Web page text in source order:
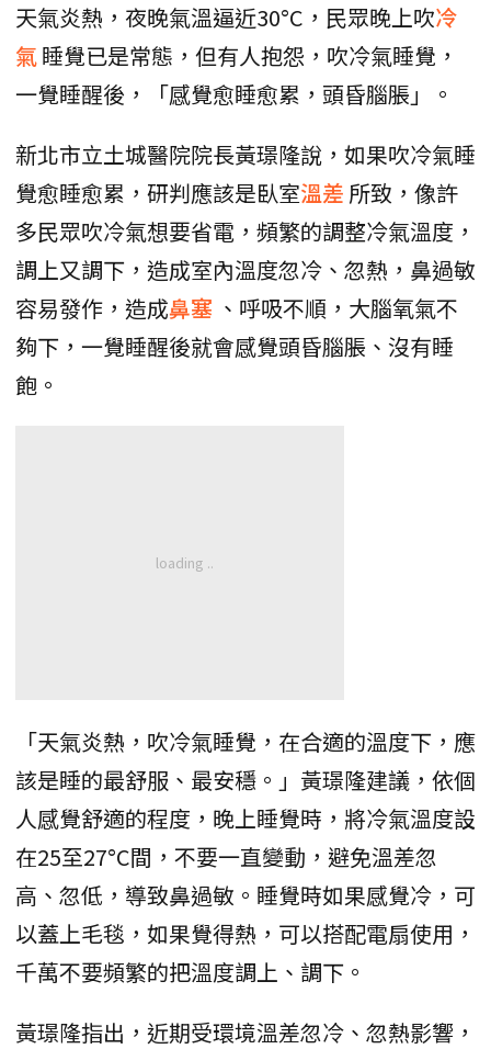
天氣炎熱，夜晚氣溫逼近30°C，民眾晚上吹冷
氣睡覺已是常態，但有人抱怨，吹冷氣睡覺，
一覺睡醒後，「感覺愈睡愈累，頭昏腦脹」。
新北市立土城醫院院長黃璟隆說，如果吹冷氣睡
覺愈睡愈累，研判應該是臥室溫差 所致，像許
多民眾吹冷氣想要省電，頻繁的調整冷氣溫度，
調上又調下，造成室內溫度忽冷、忽熱，鼻過敏
容易發作，造成鼻塞 、呼吸不順，大腦氧氣不
夠下，一覺睡醒後就會感覺頭昏腦脹、沒有睡
飽。
「天氣炎熱，吹冷氣睡覺，在合適的溫度下，應
該是睡的最舒服、最安穩。」黃璟隆建議，依個
人感覺舒適的程度，晚上睡覺時，將冷氣溫度設
在25至27°C間，不要一直變動，避免溫差忽
高、忽低，導致鼻過敏。睡覺時如果感覺冷，可
以蓋上毛毯，如果覺得熱，可以搭配電扇使用，
千萬不要頻繁的把溫度調上、調下。
黃璟隆指出，近期受環境溫差忽冷、忽熱影響，